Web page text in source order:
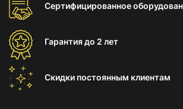
Сертифицированное
Гарантиядо 2 лет
Скидки постоянным клиентам